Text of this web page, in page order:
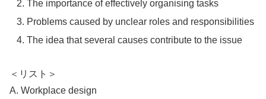
The importance of effectively organising tasks
Problems caused by unclear roles and responsibilities
The idea that several causes contribute to the issue
＜リスト＞
A. Workplace design